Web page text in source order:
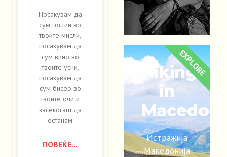
Посакувам да
сум гостин во
твоите мисли,
посакувам да
сум вино во
твоите усни,
посакувам да
сум бисер во
твоите очи и
засекогаш да
останам
ПОВЕЌЕ...
Hiking
in
Истражија
Македонија
EXPLORE